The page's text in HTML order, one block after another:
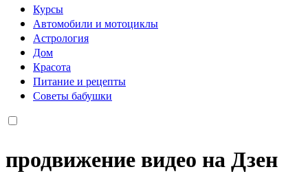
Курсы
Автомобили и мотоциклы
Астрология
Дом
Красота
Питание и рецепты
Советы бабушки
продвижение видео на Дзен